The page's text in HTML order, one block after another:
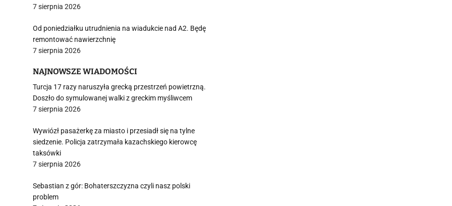
7 sierpnia 2026
Od poniedziałku utrudnienia na wiadukcie nad A2. Będę
remontować nawierzchnię
7 sierpnia 2026
NAJNOWSZE WIADOMOŚCI
Turcja 17 razy naruszyła grecką przestrzeń powietrzną.
Doszło do symulowanej walki z greckim myśliwcem
7 sierpnia 2026
Wywiózł pasażerkę za miasto i przesiadł się na tylne
siedzenie. Policja zatrzymała kazachskiego kierowcę
taksówki
7 sierpnia 2026
Sebastian z gór: Bohaterszczyzna czyli nasz polski
problem